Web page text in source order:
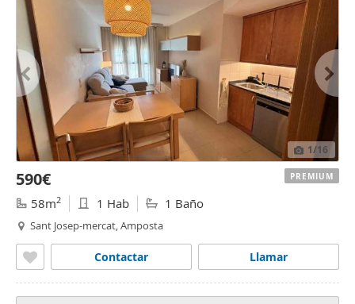
1/16
590€
58m2 1 Hab 1 Baño
Sant Josep-mercat, Amposta
Llamar
Contactar
PREMIUM